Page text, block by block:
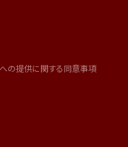
の提供に関する同意事項